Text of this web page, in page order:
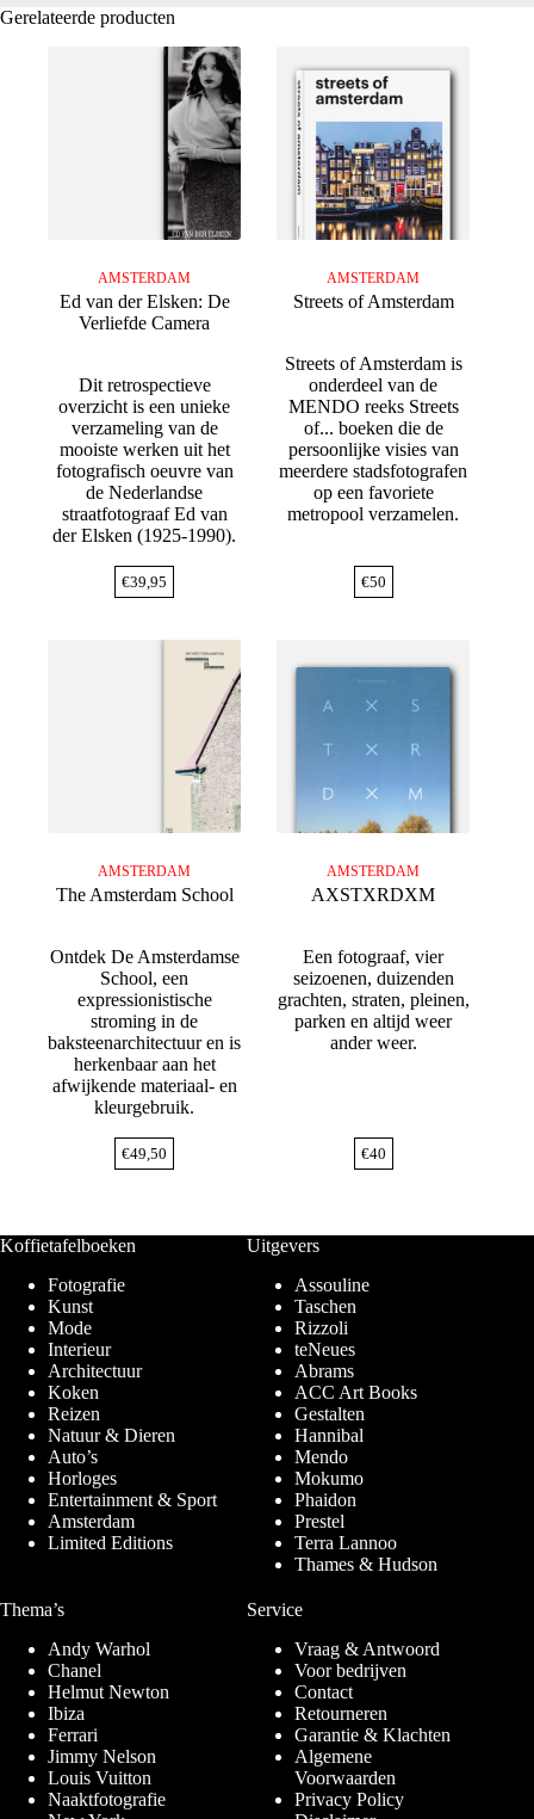
Gerelateerde producten
AMSTERDAM
Ed van der Elsken: De
Verliefde Camera
Dit retrospectieve
overzicht is een unieke
verzameling van de
mooiste werken uit het
fotografisch oeuvre van
de Nederlandse
straatfotograaf Ed van
der Elsken (1925-1990).
€39,95
AMSTERDAM
Streets of Amsterdam
Streets of Amsterdam is
onderdeel van de
MENDO reeks Streets
of... boeken die de
persoonlijke visies van
meerdere stadsfotografen
op een favoriete
metropool verzamelen.
€50
AMSTERDAM
The Amsterdam School
Ontdek De Amsterdamse
School, een
expressionistische
stroming in de
baksteenarchitectuur en is
herkenbaar aan het
afwijkende materiaal- en
kleurgebruik.
€49,50
AMSTERDAM
AXSTXRDXM
Een fotograaf, vier
seizoenen, duizenden
grachten, straten, pleinen,
parken en altijd weer
ander weer.
€40
Koffietafelboeken
Fotografie
Kunst
Mode
Interieur
Architectuur
Koken
Reizen
Natuur & Dieren
Auto’s
Horloges
Entertainment & Sport
Amsterdam
Limited Editions
Uitgevers
Assouline
Taschen
Rizzoli
teNeues
Abrams
ACC Art Books
Gestalten
Hannibal
Mendo
Mokumo
Phaidon
Prestel
Terra Lannoo
Thames & Hudson
Thema’s
Andy Warhol
Chanel
Helmut Newton
Ibiza
Ferrari
Jimmy Nelson
Louis Vuitton
Naaktfotografie
Service
Vraag & Antwoord
Voor bedrijven
Contact
Retourneren
Garantie & Klachten
Algemene
Voorwaarden
Privacy Policy